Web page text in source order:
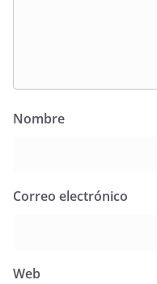
Nombre
Correo electrónico
Web